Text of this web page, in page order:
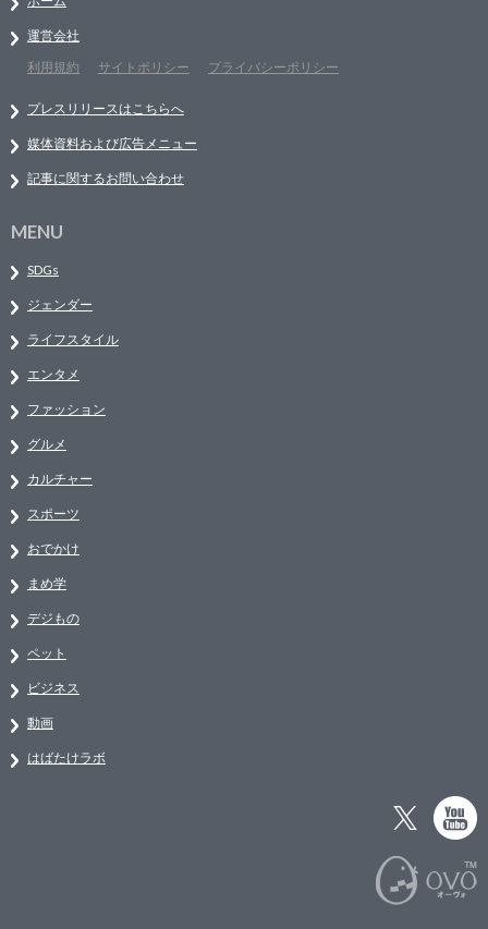
運営会社
利用規約
サイトポリシー プライバシーポリシー
プレスリリースはこちらへ
媒体資料および広告メニュー
記事に関するお問い合わせ
MENU
SDGs
ジェンダー
ライフスタイル
エンタメ
ファッション
グルメ
カルチャー
スポーツ
おでかけ
まめ学
デジもの
ペット
ビジネス
動画
はばたけラボ